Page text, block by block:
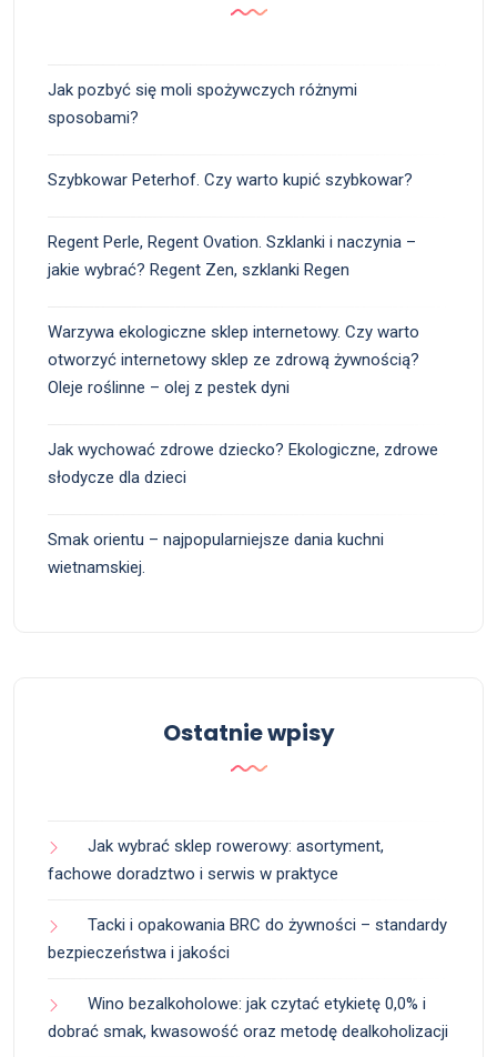
Jak pozbyć się moli spożywczych różnymi
sposobami?
Szybkowar Peterhof. Czy warto kupić szybkowar?
Regent Perle, Regent Ovation. Szklanki i naczynia –
jakie wybrać? Regent Zen, szklanki Regen
Warzywa ekologiczne sklep internetowy. Czy warto
otworzyć internetowy sklep ze zdrową żywnością?
Oleje roślinne – olej z pestek dyni
Jak wychować zdrowe dziecko? Ekologiczne, zdrowe
słodycze dla dzieci
Smak orientu – najpopularniejsze dania kuchni
wietnamskiej.
Ostatnie wpisy
Jak wybrać sklep rowerowy: asortyment,
fachowe doradztwo i serwis w praktyce
Tacki i opakowania BRC do żywności – standardy
bezpieczeństwa i jakości
Wino bezalkoholowe: jak czytać etykietę 0,0% i
dobrać smak, kwasowość oraz metodę dealkoholizacji